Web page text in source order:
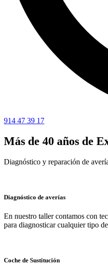
914 47 39 17
Más de 40 años de
Diagnóstico y reparación de
Diagnóstico de averías
En nuestro taller contamos con
para diagnosticar cualquier tipo
Coche de Sustitución